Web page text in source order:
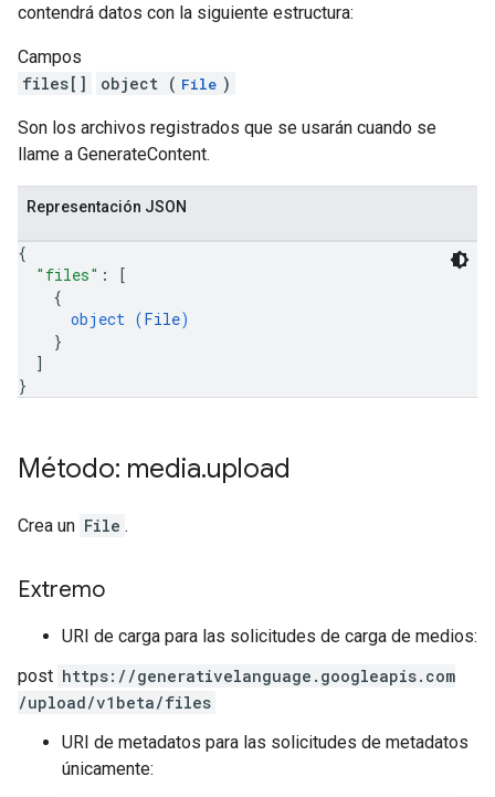
contendrá datos con la siguiente estructura:
Campos
files[]
object ( File )
Son los archivos registrados que se usarán cuando se
llame a GenerateContent.
Representación JSON
{
"files" :
[
{
object (File)
}
]
}
Método: media.upload
Crea un File .
Extremo
URI de carga para las solicitudes de carga de medios:
post https: / /generativelanguage.googleapis.com
/upload/v1beta/files
URI de metadatos para las solicitudes de metadatos
únicamente: